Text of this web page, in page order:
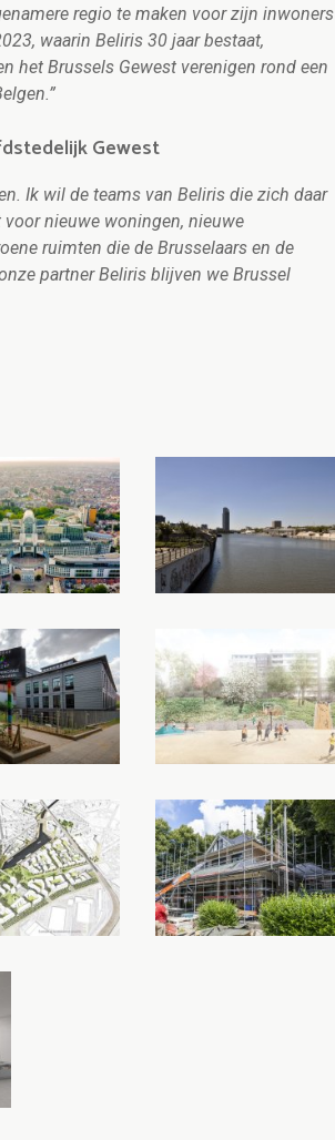
regio te maken voor zijn inwoners
waarin Beliris 30 jaar bestaat,
het Brussels Gewest verenigen rond een
Gewest
Ik wil de teams van Beliris die zich daar
nieuwe woningen, nieuwe
ruimten die de Brusselaars en de
partner Beliris blijven we Brussel